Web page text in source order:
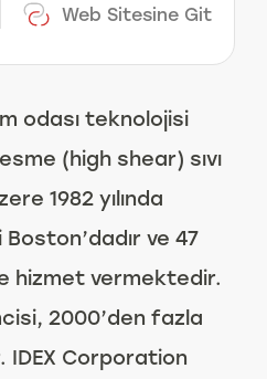
Web Sitesine Git
odası teknolojisi
(high shear) sıvı
1982 yılında
ve 47
hizmet vermektedir.
2000’den fazla
IDEX Corporation